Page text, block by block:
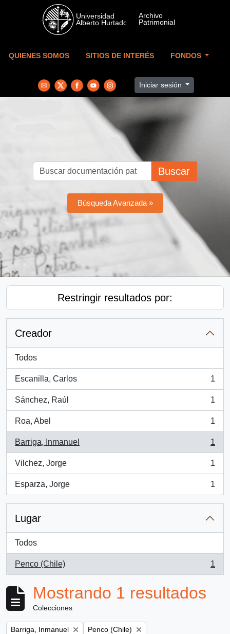
Skip to main content
QUIENES SOMOS SITIOS DE INTERÉS FONDOS
Iniciar sesión
Buscar
Búsqueda Avanzada »
Restringir resultados por:
Creador
Todos
Escanilla, Carlos
, 1 resultados
1
Sánchez, Raúl
, 1 resultados
1
Roa, Abel
, 1 resultados
1
Barriga, Inmanuel
, 1 resultados
1
Vilchez, Jorge
, 1 resultados
1
Esparza, Jorge
, 1 resultados
1
Lugar
Todos
Penco (Chile)
, 1 resultados
1
Mostrando 1 resultados
Colecciones
Remove filter:
Barriga, Inmanuel Remove filter:
Penco (Chile)